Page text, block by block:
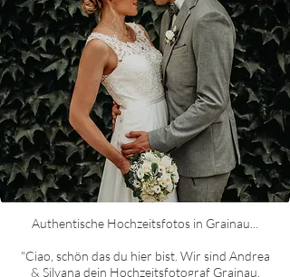
Authentische Hochzeitsfotos in Grainau
"Ciao, schön das du hier bist. Wir sind Andrea
& Silvana dein Hochzeitsfotograf Grainau